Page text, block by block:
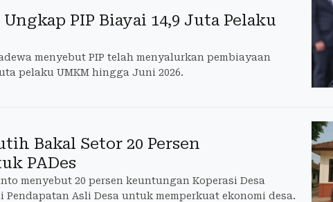
PIP Biayai 14,9 Juta Pelaku
menyebut PIP telah menyalurkan pembiayaan
pelaku UMKM hingga Juni 2026.
Bakal Setor 20 Persen
PADes
menyebut 20 persen keuntungan Koperasi Desa
Pendapatan Asli Desa untuk memperkuat ekonomi desa.